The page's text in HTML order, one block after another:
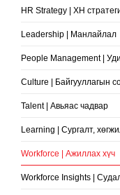
HR Strategy | ХН
Leadership | Манлайлал
People Management |
Culture | Байгууллагын
Talent | Авьяас чадвар
Learning | Сургалт,
Workforce | Ажиллах хүч
Workforce Insights |